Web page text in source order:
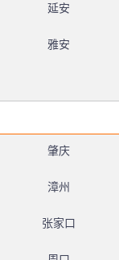
延安
雅安
肇庆
漳州
张家口